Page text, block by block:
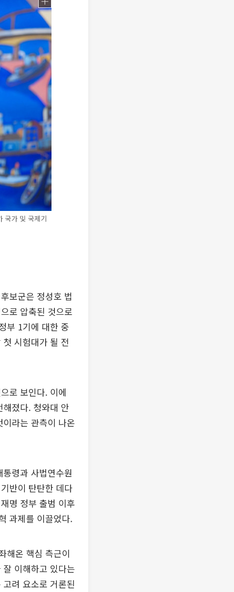
국가 및 국제기
보군은 정성호 법
로 압축된 것으로
부 1기에 대한 중
시험대가 될 전
로 보인다. 이에
졌다. 청와대 안
라는 관측이 나온
령과 사법연수원
반이 탄탄한 데다
명 정부 출범 이후
과제를 이끌었다.
해온 핵심 측근이
이해하고 있다는
려 요소로 거론된